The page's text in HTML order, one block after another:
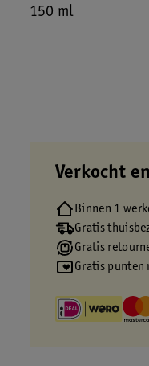
150 ml
Verkocht
Binnen 1
Gratis
Gratis
Gratis punten